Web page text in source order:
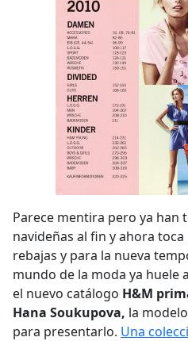
Parece mentira pero ya han
navideñas al fin y ahora
rebajas y para la nueva
mundo de la moda ya huele
el nuevo catálogo H&M
Hana Soukupova, la
para presentarlo. Una